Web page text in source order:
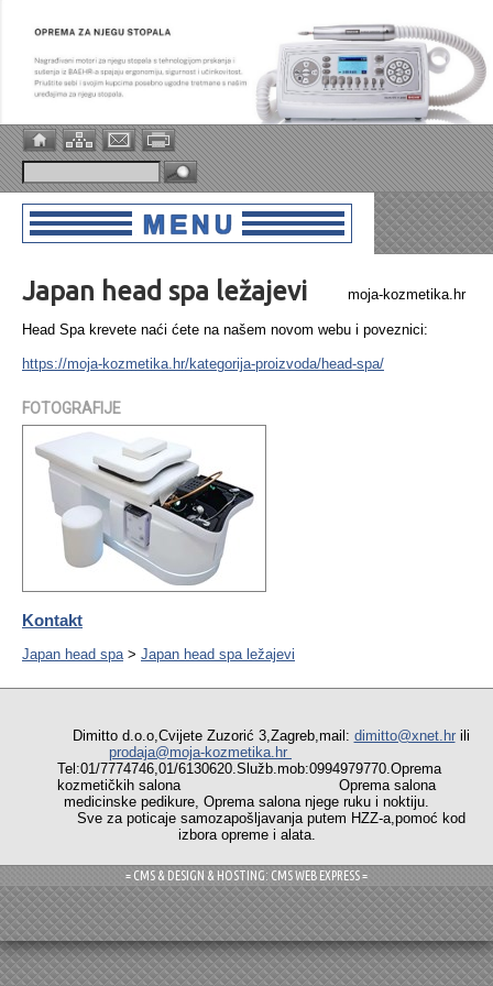
Japan head spa ležajevi moja-kozmetika.hr
Head Spa krevete naći ćete na našem novom webu i poveznici:
https://moja-kozmetika.hr/kategorija-proizvoda/head-spa/
FOTOGRAFIJE
Kontakt
Japan head spa > Japan head spa ležajevi
Dimitto d.o.o,Cvijete Zuzorić 3,Zagreb,mail: dimitto@xnet.hrili
prodaja@moja-kozmetika.hr
Tel:01/7774746,01/6130620.Služb.mob:0994979770.Oprema
kozmetičkih salona Oprema salona
medicinske pedikure, Oprema salona njege ruku i noktiju.
Sve za poticaje samozapošljavanja putem HZZ-a,pomoć kod
izbora opreme i alata.
= CMS & DESIGN & HOSTING: CMS WEB EXPRESS =